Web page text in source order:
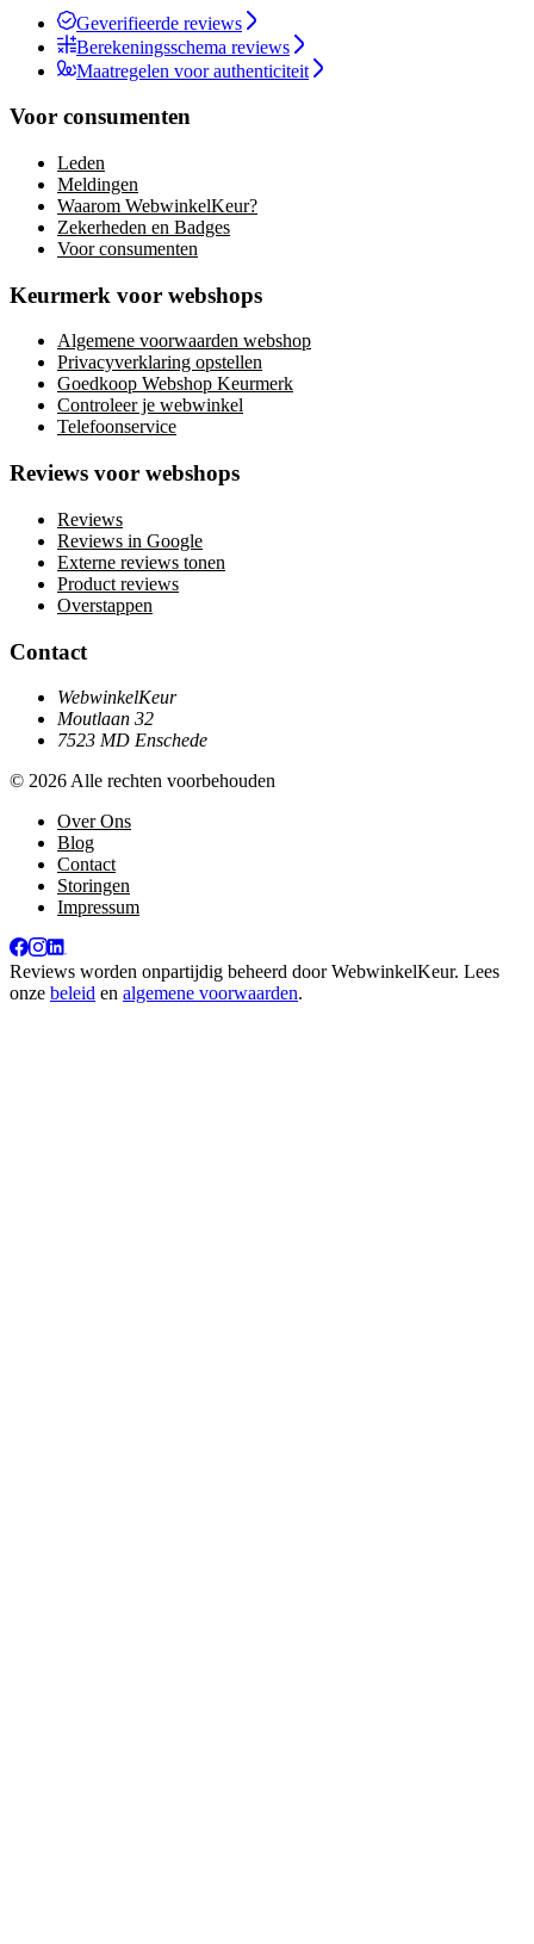
Geverifieerde reviews
Berekeningsschema reviews
Maatregelen voor authenticiteit
Voor consumenten
Leden
Meldingen
Waarom WebwinkelKeur?
Zekerheden en Badges
Voor consumenten
Keurmerk voor webshops
Algemene voorwaarden webshop
Privacyverklaring opstellen
Goedkoop Webshop Keurmerk
Controleer je webwinkel
Telefoonservice
Reviews voor webshops
Reviews
Reviews in Google
Externe reviews tonen
Product reviews
Overstappen
Contact
WebwinkelKeur
Moutlaan 32
7523 MD Enschede
© 2026 Alle rechten voorbehouden
Over Ons
Blog
Contact
Storingen
Impressum
Reviews worden onpartijdig beheerd doorWebwinkelKeur. Lees
onze beleid en algemene voorwaarden.